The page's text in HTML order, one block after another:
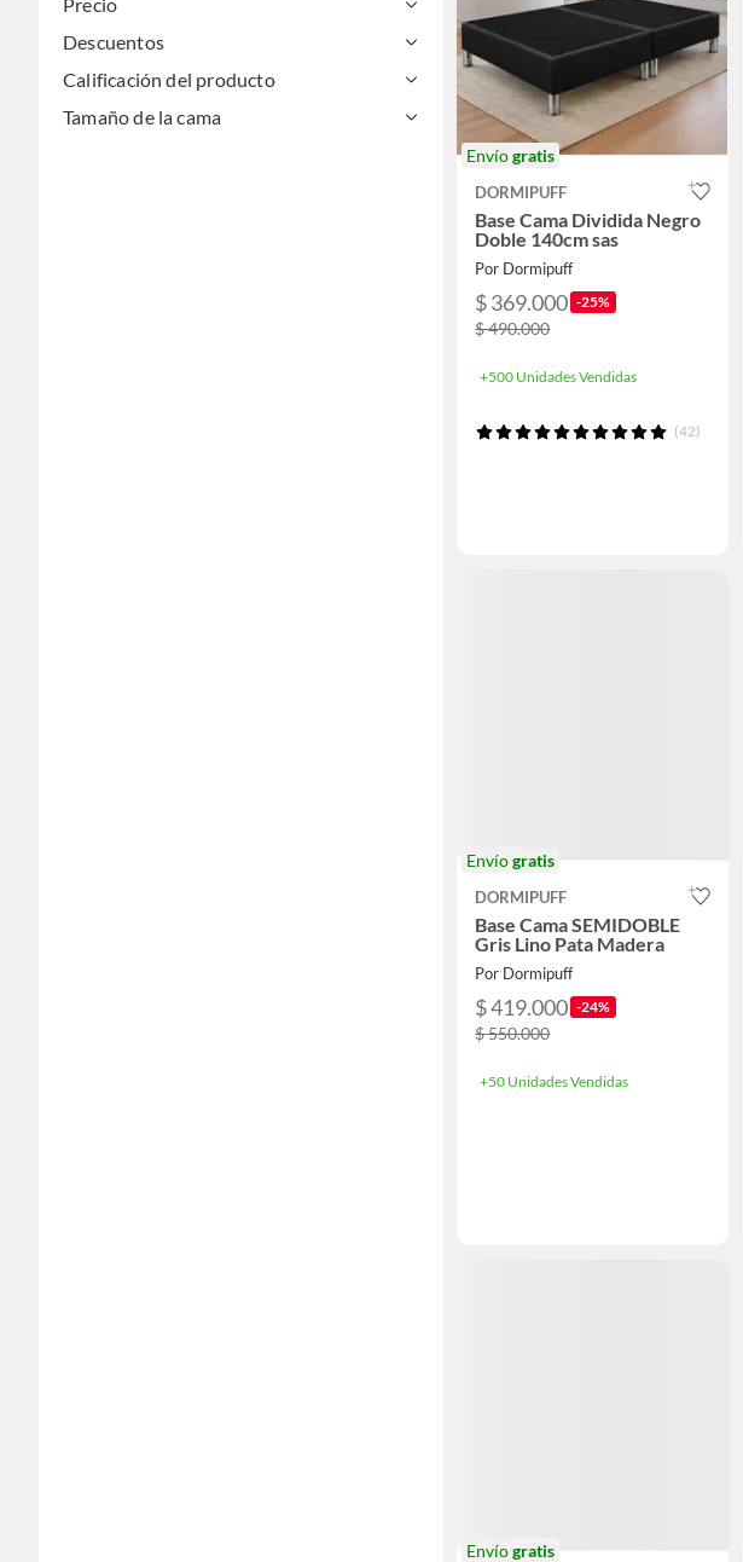
Descuentos
Calificación del producto
Tamaño de la cama
Envíogratis
DORMIPUFF
Base Cama Dividida Negro
Doble 140cm sas
Por Dormipuff
$ 369.000 -25%
$ 490.000
+500 Unidades Vendidas
(42)
Envíogratis
DORMIPUFF
Base Cama SEMIDOBLE
Gris Lino Pata Madera
Por Dormipuff
$ 419.000 -24%
$ 550.000
+50 Unidades Vendidas
Envíogratis